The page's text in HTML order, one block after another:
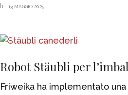
13 MAGGIO 2025
Robot Stäubli per
Friweika ha implementato